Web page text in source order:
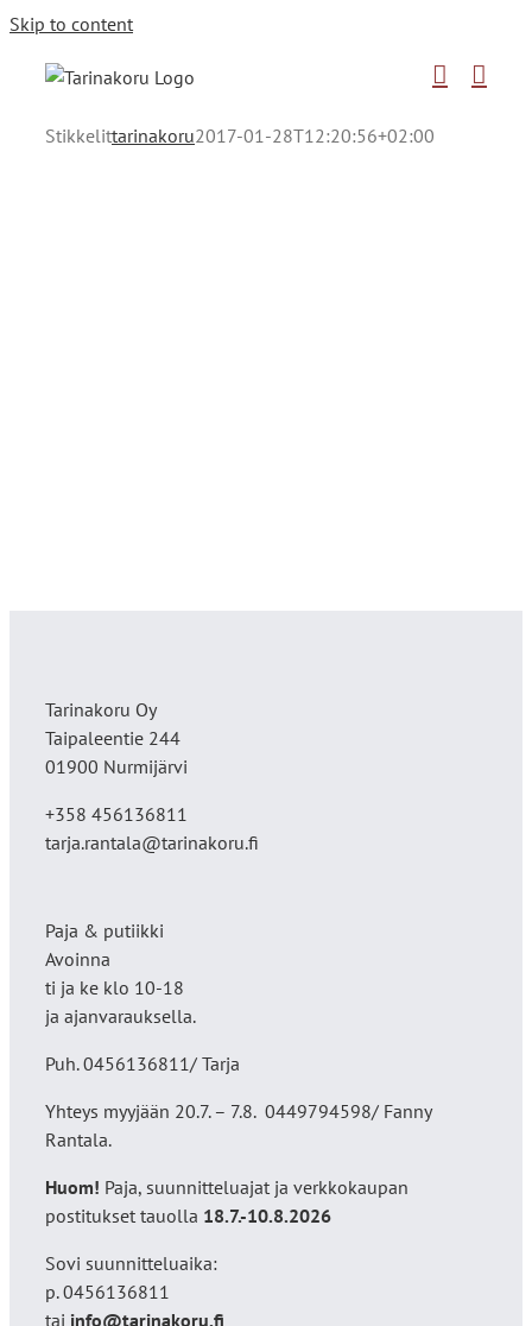
Skip to content
Stikkelittarinakoru2017-01-28T12:20:56+02:00
Tarinakoru Oy
Taipaleentie 244
01900 Nurmijärvi
+358 456136811
tarja.rantala@tarinakoru.fi
Paja & putiikki
Avoinna
ti ja ke klo 10-18
ja ajanvarauksella.
Puh. 0456136811/ Tarja
Yhteys myyjään 20.7. – 7.8. 0449794598/ Fanny
Rantala.
Huom! Paja, suunnitteluajat ja verkkokaupan
postitukset tauolla 18.7.-10.8.2026
Sovi suunnitteluaika:
p. 0456136811
tai info@tarinakoru.fi